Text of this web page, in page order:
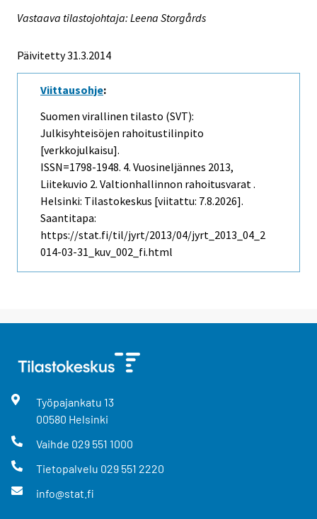
Vastaava tilastojohtaja: Leena Storgårds
Päivitetty 31.3.2014
Viittausohje:
Suomen virallinen tilasto (SVT):
Julkisyhteisöjen rahoitustilinpito
[verkkojulkaisu].
ISSN=1798-1948. 4. Vuosineljännes 2013,
Liitekuvio 2. Valtionhallinnon rahoitusvarat .
Helsinki: Tilastokeskus [viitattu: 7.8.2026].
Saantitapa:
https://stat.fi/til/jyrt/2013/04/jyrt_2013_04_2
014-03-31_kuv_002_fi.html
Työpajankatu 13
00580 Helsinki
Vaihde 029 551 1000
Tietopalvelu 029 551 2220
info@stat.fi